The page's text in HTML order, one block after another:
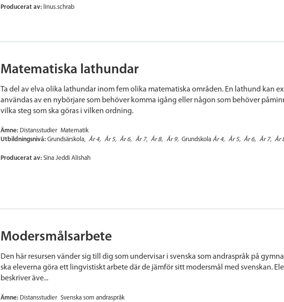
Producerat av: linus.schrab
Matematiska lathundar
Ta del av elva olika lathundar inom fem olika matematiska områden. En lathund kan
användas av en nybörjare som behöver komma igång eller någon som behöver
vilka steg som ska göras i vilken ordning.
Ämne: Distansstudier Matematik
Utbildningsnivå: Grundsärskola År 4 År 5 År 6 År 7 År 8 År 9 Grundskola År 4 År 5 År 6 År 7 År
Producerat av: Sina Jeddi Alishah
Modersmålsarbete
Den här resursen vänder sig till dig som undervisar i svenska som andraspråk på
ska eleverna göra ett lingvistiskt arbete där de jämför sitt modersmål med svenskan.
beskriver äve...
Ämne: Distansstudier Svenska som andraspråk